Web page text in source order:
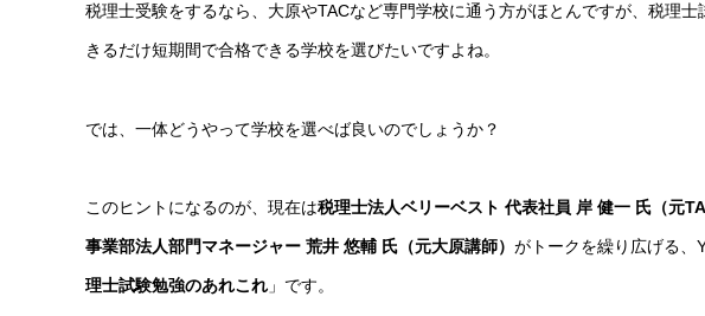
税理士受験をするなら、大原やTACなど専門学校に通う方がほとんですが、税理
きるだけ短期間で合格できる学校を選びたいですよね。
では、一体どうやって学校を選べば良いのでしょうか？
このヒントになるのが、現在は税理士法人ベリーベスト 代表社員 岸 健一 氏（元
事業部法人部門マネージャー 荒井 悠輔 氏（元大原講師） がトークを繰り広げる、
理士試験勉強のあれこれ 」です。